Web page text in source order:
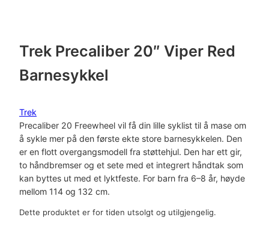
Trek Precaliber 20″ Viper Red
Barnesykkel
Trek
Precaliber 20 Freewheel vil få din lille syklist til å mase om
å sykle mer på den første ekte store barnesykkelen. Den
er en flott overgangsmodell fra støttehjul. Den har ett gir,
to håndbremser og et sete med et integrert håndtak som
kan byttes ut med et lyktfeste. For barn fra 6–8 år, høyde
mellom 114 og 132 cm.
Dette produktet er for tiden utsolgt og utilgjengelig.